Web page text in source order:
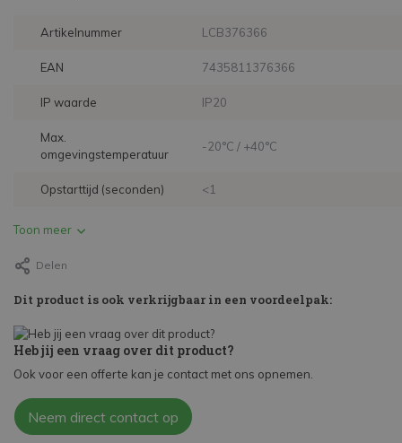
Artikelnummer LCB376366
EAN 7435811376366
IP waarde IP20
Max.
omgevingstemperatuur
-20°C / +40°C
Opstarttijd (seconden) <1
Toon meer
Delen
Dit product is ook verkrijgbaar in een voordeelpak:
Heb jij een vraag over dit product?
Ook voor een offerte kan je contact met ons opnemen.
Neem direct contact op